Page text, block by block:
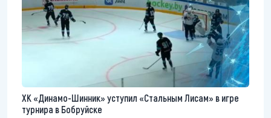
ХК «Динамо-Шинник» уступил «Стальным Лисам» в игре
турнира в Бобруйске